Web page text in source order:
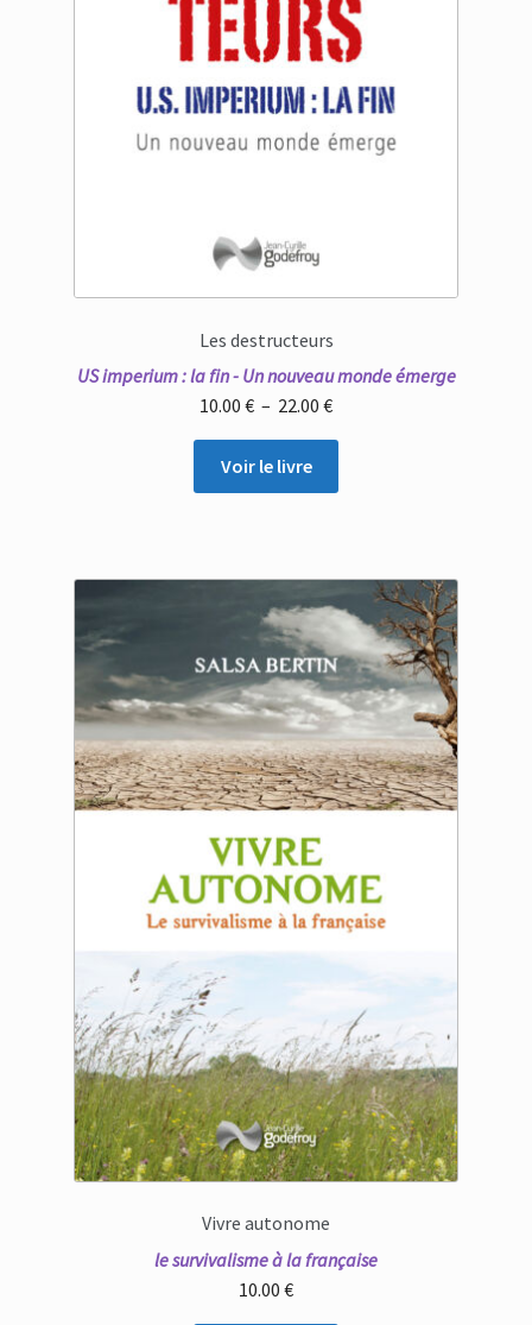
Les destructeurs
US imperium : la fin - Un nouveau monde émerge
10.00 € – 22.00 €Plage
de
10.00 €
Voir le livre
Vivre autonome
le survivalisme à la française
10.00 €